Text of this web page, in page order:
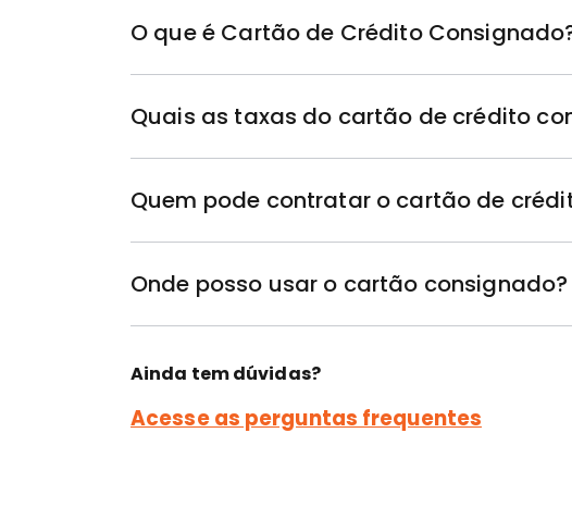
O que é Cartão de Crédito
expandir
Quais as taxas do cartão de crédito
expandir
Quem pode contratar o cartão de
expandir
Onde posso usar o cartão consignado?
expandir
Ainda tem dúvidas?
Acesse as perguntas frequentes